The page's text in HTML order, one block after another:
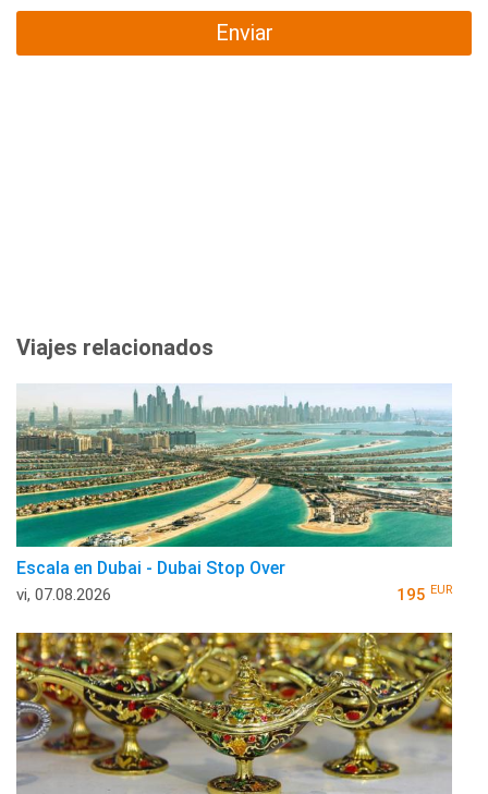
Enviar
Viajes relacionados
Escala en Dubai - Dubai Stop Over
vi, 07.08.2026 195 EUR